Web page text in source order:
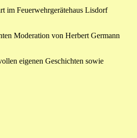
im Feuerwehrgerätehaus Lisdorf
Moderation von Herbert Germann
eigenen Geschichten sowie